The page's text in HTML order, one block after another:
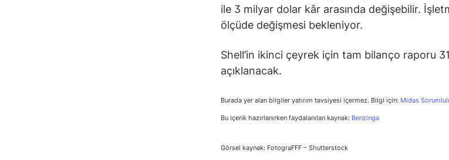
ile 3 milyar dolar kâr arasında değişebilir.
ölçüde değişmesi bekleniyor.
Shell’in ikinci çeyrek için tam bilanço raporu
açıklanacak.
Burada yer alan bilgiler yatırım tavsiyesi içermez. Bilgi için: Midas
Bu içerik hazırlanırken faydalanılan kaynak: Benzinga
Görsel kaynak: FotograFFF – Shutterstock